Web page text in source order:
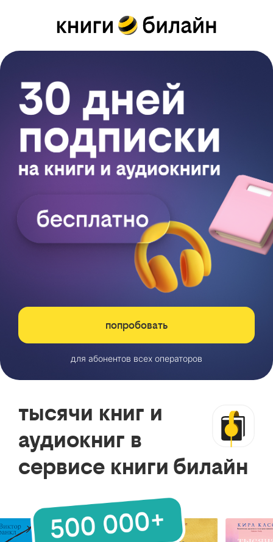
попробовать
для абонентов всех операторов
тысячи книг и
аудиокниг в
сервисе книги билайн